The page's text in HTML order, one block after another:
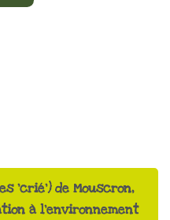
'crié') de Mouscron,
à l'environnement